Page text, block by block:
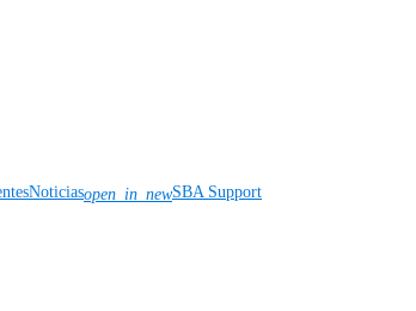
Noticiasopen_in_newSBA Support